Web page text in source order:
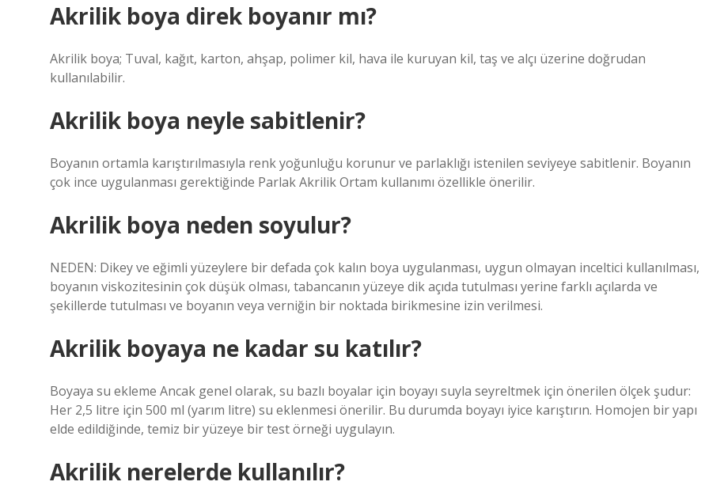
Akrilik boya direk boyanır mı?
Akrilik boya; Tuval, kağıt, karton, ahşap, polimer kil, hava ile kuruyan kil, taş ve alçı üzerine doğrudan
kullanılabilir.
Akrilik boya neyle sabitlenir?
Boyanın ortamla karıştırılmasıyla renk yoğunluğu korunur ve parlaklığı istenilen seviyeye sabitlenir. Boyanın
çok ince uygulanması gerektiğinde Parlak Akrilik Ortam kullanımı özellikle önerilir.
Akrilik boya neden soyulur?
NEDEN: Dikey ve eğimli yüzeylere bir defada çok kalın boya uygulanması, uygun olmayan inceltici kullanılması,
boyanın viskozitesinin çok düşük olması, tabancanın yüzeye dik açıda tutulması yerine farklı açılarda ve
şekillerde tutulması ve boyanın veya verniğin bir noktada birikmesine izin verilmesi.
Akrilik boyaya ne kadar su katılır?
Boyaya su ekleme Ancak genel olarak, su bazlı boyalar için boyayı suyla seyreltmek için önerilen ölçek şudur:
Her 2,5 litre için 500 ml (yarım litre) su eklenmesi önerilir. Bu durumda boyayı iyice karıştırın. Homojen bir yapı
elde edildiğinde, temiz bir yüzeye bir test örneği uygulayın.
Akrilik nerelerde kullanılır?